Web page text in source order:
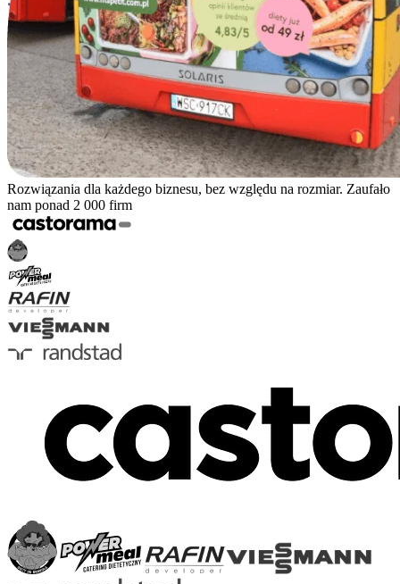
Rozwiązania dla każdego biznesu, bez względu na rozmiar. Zaufało
nam ponad 2 000 firm